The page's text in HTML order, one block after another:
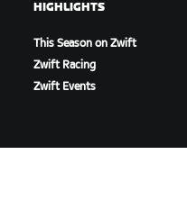
HIGHLIGHTS
This Season on Zwift
Zwift Racing
Zwift Events